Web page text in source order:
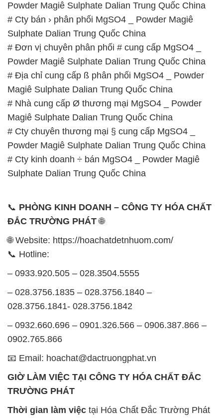
Powder Magiê Sulphate Dalian Trung Quốc China
# Cty bán › phân phối MgSO4 _ Powder Magiê
Sulphate Dalian Trung Quốc China
# Đơn vị chuyên phân phối # cung cấp MgSO4 _
Powder Magiê Sulphate Dalian Trung Quốc China
# Địa chỉ cung cấp ß phân phối MgSO4 _ Powder
Magiê Sulphate Dalian Trung Quốc China
# Nhà cung cấp Ø thương mại MgSO4 _ Powder
Magiê Sulphate Dalian Trung Quốc China
# Cty chuyên thương mại § cung cấp MgSO4 _
Powder Magiê Sulphate Dalian Trung Quốc China
# Cty kinh doanh ÷ bán MgSO4 _ Powder Magiê
Sulphate Dalian Trung Quốc China
📞 PHÒNG KINH DOANH – CÔNG TY HÓA CHẤT
ĐẮC TRƯỜNG PHÁT🌐
🌐 Website: https://hoachatdetnhuom.com/
📞 Hotline:
– 0933.920.505 – 028.3504.5555
– 028.3756.1835 – 028.3756.1840 –
028.3756.1841- 028.3756.1842
– 0932.660.696 – 0901.326.566 – 0906.387.866 –
0902.765.866
📧 Email: hoachat@dactruongphat.vn
GIỜ LÀM VIỆC TẠI CÔNG TY HÓA CHẤT ĐẮC
TRƯỜNG PHÁT
Thời gian làm việc tại Hóa Chất Đắc Trường Phát